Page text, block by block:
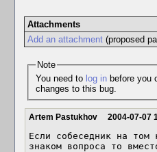
Attachments
Add an attachment(proposed
Note
You need to log inbefore you can comment on or make
changes to this bug.
Artem Pastukhov 2004-07-07
Если собеседник на том
знаком вопроса то